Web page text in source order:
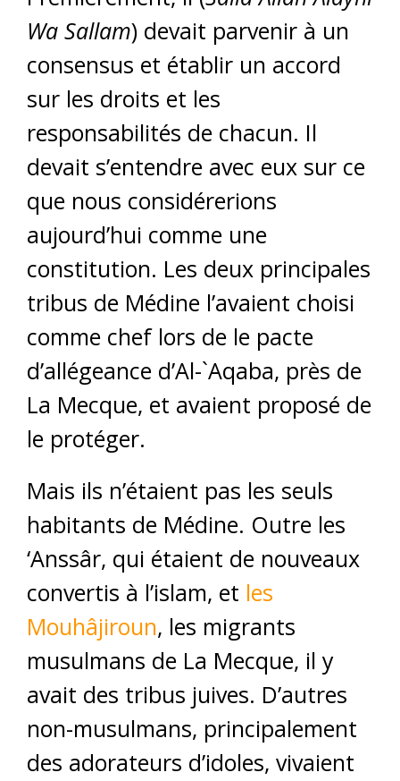
Wa Sallam) devait parvenir à un
consensus et établir un accord
sur les droits et les
responsabilités de chacun. Il
devait s’entendre avec eux sur ce
que nous considérerions
aujourd’hui comme une
constitution. Les deux principales
tribus de Médine l’avaient choisi
comme chef lors de le pacte
d’allégeance d’Al-`Aqaba, près de
La Mecque, et avaient proposé de
le protéger.
Mais ils n’étaient pas les seuls
habitants de Médine. Outre les
‘Anssâr, qui étaient de nouveaux
convertis à l’islam, et les
Mouhâjiroun, les migrants
musulmans de La Mecque, il y
avait des tribus juives. D’autres
non-musulmans, principalement
des adorateurs d’idoles, vivaient